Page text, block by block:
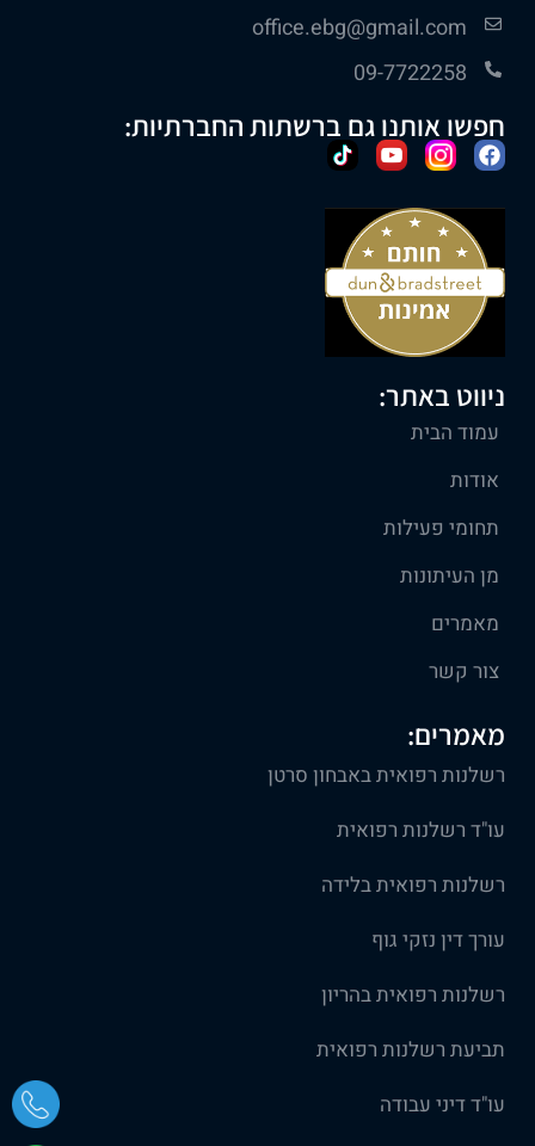
office.ebg@gmail.com
09-7722258
חפשו אותנו גם ברשתות החברתיות:
ניווט באתר:
עמוד הבית
אודות
תחומי פעילות
מן העיתונות
מאמרים
צור קשר
מאמרים:
רשלנות רפואית באבחון סרטן
עו"ד רשלנות רפואית
רשלנות רפואית בלידה
עורך דין נזקי גוף
רשלנות רפואית בהריון
תביעת רשלנות רפואית
עו"ד דיני עבודה